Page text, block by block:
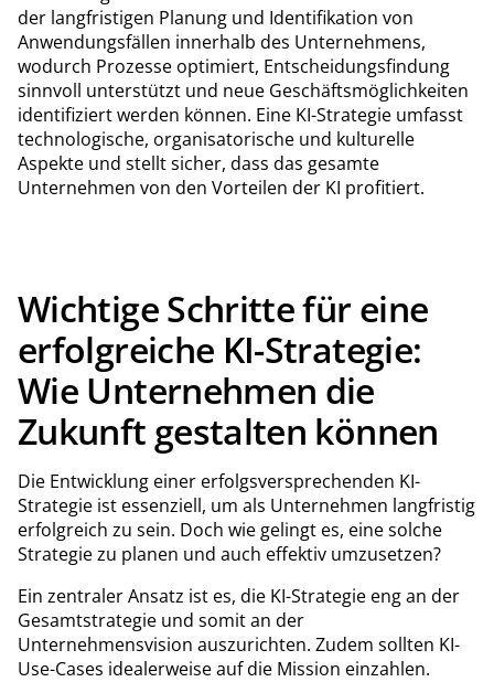
der langfristigen Planung und Identifikation von
Anwendungsfällen innerhalb des Unternehmens,
wodurch Prozesse optimiert, Entscheidungsfindung
sinnvoll unterstützt und neue Geschäftsmöglichkeiten
identifiziert werden können. Eine KI-Strategie umfasst
technologische, organisatorische und kulturelle
Aspekte und stellt sicher, dass das gesamte
Unternehmen von den Vorteilen der KI profitiert.
Wichtige Schritte für eine
erfolgreiche KI-Strategie:
Wie Unternehmen die
Zukunft gestalten können
Die Entwicklung einer erfolgsversprechenden KI-
Strategie ist essenziell, um als Unternehmen langfristig
erfolgreich zu sein. Doch wie gelingt es, eine solche
Strategie zu planen und auch effektiv umzusetzen?
Ein zentraler Ansatz ist es, die KI-Strategie eng an der
Gesamtstrategie und somit an der
Unternehmensvision auszurichten. Zudem sollten KI-
Use-Cases idealerweise auf die Mission einzahlen.